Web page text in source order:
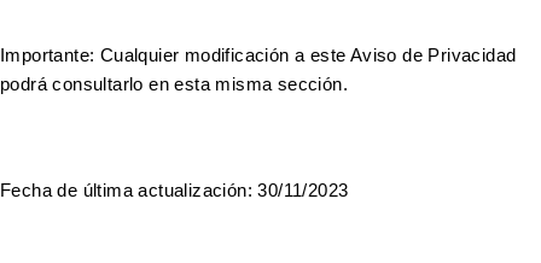
Importante: Cualquier modificación a este Aviso de Privacidad
podrá consultarlo en esta misma sección.
Fecha de última actualización: 30/11/2023